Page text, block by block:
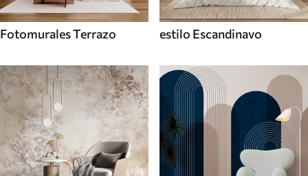
Fotomurales Terrazo estilo Escandinavo